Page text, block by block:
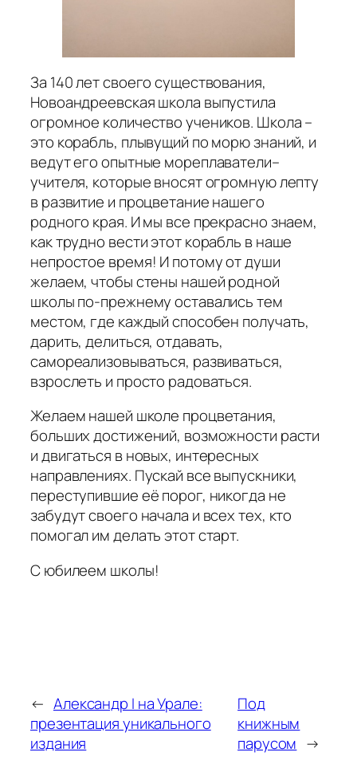
За 140 лет своего существования,
Новоандреевская школа выпустила
огромное количество учеников. Школа –
это корабль, плывущий по морю знаний, и
ведут его опытные мореплаватели–
учителя, которые вносят огромную лепту
в развитие и процветание нашего
родного края. И мы все прекрасно знаем,
как трудно вести этот корабль в наше
непростое время! И потому от души
желаем, чтобы стены нашей родной
школы по-прежнему оставались тем
местом, где каждый способен получать,
дарить, делиться, отдавать,
самореализовываться, развиваться,
взрослеть и просто радоваться.
Желаем нашей школе процветания,
больших достижений, возможности расти
и двигаться в новых, интересных
направлениях. Пускай все выпускники,
переступившие её порог, никогда не
забудут своего начала и всех тех, кто
помогал им делать этот старт.
С юбилеем школы!
← Александр I на Урале:
презентация уникального
издания
Под
книжным
парусом →